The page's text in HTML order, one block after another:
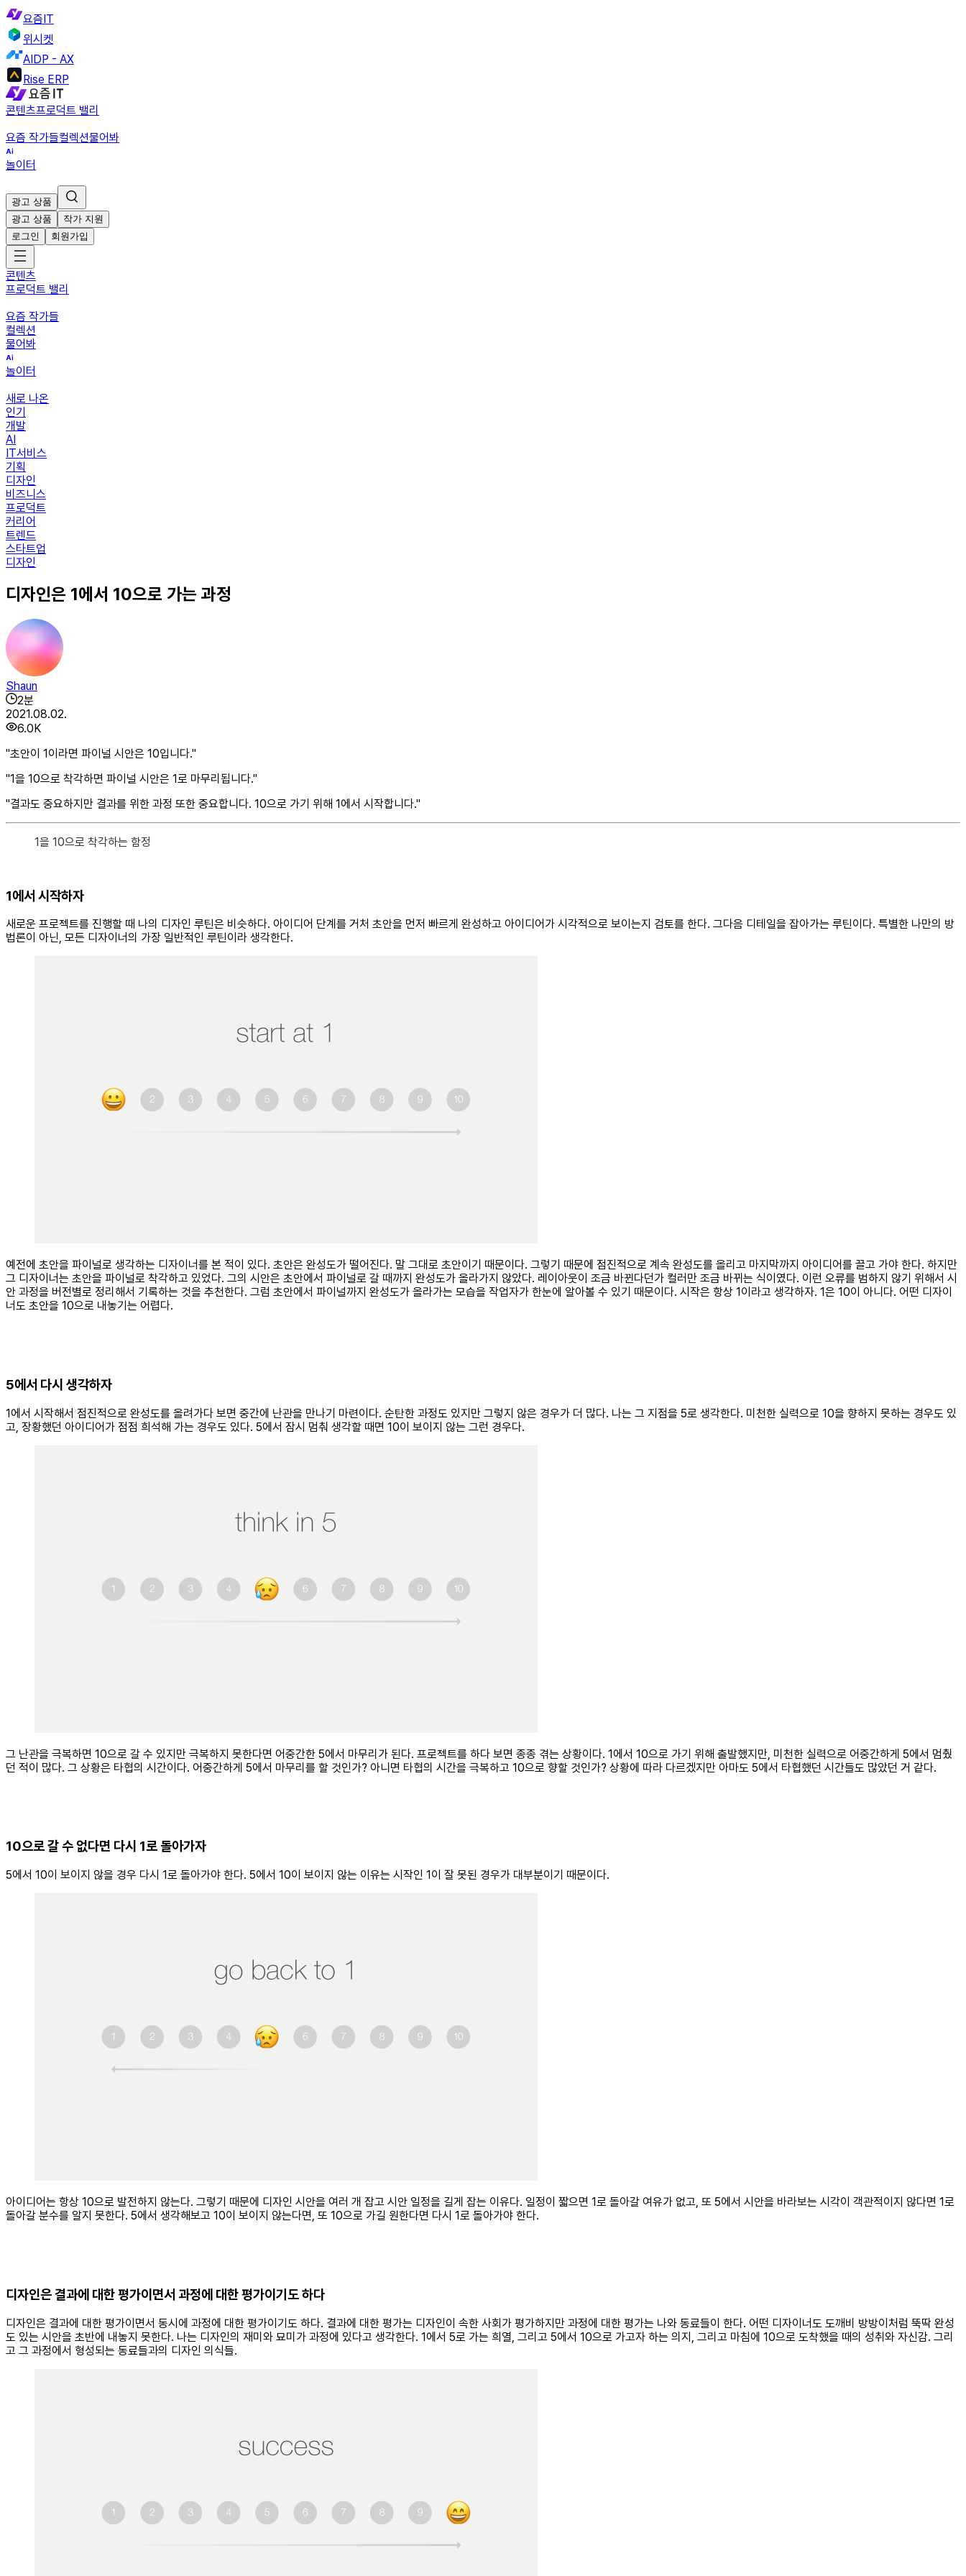
요즘IT
위시켓
AIDP - AX
Rise ERP
콘텐츠프로덕트 밸리
요즘 작가들컬렉션물어봐
놀이터
광고 상품
광고 상품
작가 지원
로그인
회원가입
콘텐츠
프로덕트 밸리
요즘 작가들
컬렉션
물어봐
놀이터
새로 나온
인기
개발
AI
IT서비스
기획
디자인
비즈니스
프로덕트
커리어
트렌드
스타트업
디자인
디자인은 1에서 10으로 가는 과정
Shaun
2분
2021.08.02.
6.0K
"초안이 1이라면 파이널 시안은 10입니다."
"1을 10으로 착각하면 파이널 시안은 1로 마무리됩니다."
"결과도 중요하지만 결과를 위한 과정 또한 중요합니다. 10으로 가기 위해 1에서 시작합니다."
1을 10으로 착각하는 함정
1에서 시작하자
새로운 프로젝트를 진행할 때 나의 디자인 루틴은 비슷하다. 아이디어 단계를 거처 초안을 먼저 빠르게 완성하고 아이디어가 시각적으로 보이는지 검토를 한다. 그다음 디테일을 잡아가는 루틴이다. 특별한 나만의 방
법론이 아닌, 모든 디자이너의 가장 일반적인 루틴이라 생각한다.
예전에 초안을 파이널로 생각하는 디자이너를 본 적이 있다. 초안은 완성도가 떨어진다. 말 그대로 초안이기 때문이다. 그렇기 때문에 점진적으로 계속 완성도를 올리고 마지막까지 아이디어를 끌고 가야 한다. 하지만
그 디자이너는 초안을 파이널로 착각하고 있었다. 그의 시안은 초안에서 파이널로 갈 때까지 완성도가 올라가지 않았다. 레이아웃이 조금 바뀐다던가 컬러만 조금 바뀌는 식이였다. 이런 오류를 범하지 않기 위해서 시
안 과정을 버전별로 정리해서 기록하는 것을 추천한다. 그럼 초안에서 파이널까지 완성도가 올라가는 모습을 작업자가 한눈에 알아볼 수 있기 때문이다. 시작은 항상 1이라고 생각하자. 1은 10이 아니다. 어떤 디자이
너도 초안을 10으로 내놓기는 어렵다.
5에서 다시 생각하자
1에서 시작해서 점진적으로 완성도를 올려가다 보면 중간에 난관을 만나기 마련이다. 순탄한 과정도 있지만 그렇지 않은 경우가 더 많다. 나는 그 지점을 5로 생각한다. 미천한 실력으로 10을 향하지 못하는 경우도 있
고, 장황했던 아이디어가 점점 희석해 가는 경우도 있다. 5에서 잠시 멈춰 생각할 때면 10이 보이지 않는 그런 경우다.
그 난관을 극복하면 10으로 갈 수 있지만 극복하지 못한다면 어중간한 5에서 마무리가 된다. 프로젝트를 하다 보면 종종 겪는 상황이다. 1에서 10으로 가기 위해 출발했지만, 미천한 실력으로 어중간하게 5에서 멈췄
던 적이 많다. 그 상황은 타협의 시간이다. 어중간하게 5에서 마무리를 할 것인가? 아니면 타협의 시간을 극복하고 10으로 향할 것인가? 상황에 따라 다르겠지만 아마도 5에서 타협했던 시간들도 많았던 거 같다.
10으로 갈 수 없다면 다시 1로 돌아가자
5에서 10이 보이지 않을 경우 다시 1로 돌아가야 한다. 5에서 10이 보이지 않는 이유는 시작인 1이 잘 못된 경우가 대부분이기 때문이다.
아이디어는 항상 10으로 발전하지 않는다. 그렇기 때문에 디자인 시안을 여러 개 잡고 시안 일정을 길게 잡는 이유다. 일정이 짧으면 1로 돌아갈 여유가 없고, 또 5에서 시안을 바라보는 시각이 객관적이지 않다면 1로
돌아갈 분수를 알지 못한다. 5에서 생각해보고 10이 보이지 않는다면, 또 10으로 가길 원한다면 다시 1로 돌아가야 한다.
디자인은 결과에 대한 평가이면서 과정에 대한 평가이기도 하다
디자인은 결과에 대한 평가이면서 동시에 과정에 대한 평가이기도 하다. 결과에 대한 평가는 디자인이 속한 사회가 평가하지만 과정에 대한 평가는 나와 동료들이 한다. 어떤 디자이너도 도깨비 방방이처럼 뚝딱 완성
도 있는 시안을 초반에 내놓지 못한다. 나는 디자인의 재미와 묘미가 과정에 있다고 생각한다. 1에서 5로 가는 희열, 그리고 5에서 10으로 가고자 하는 의지, 그리고 마침에 10으로 도착했을 때의 성취와 자신감. 그리
고 그 과정에서 형성되는 동료들과의 디자인 의식들.